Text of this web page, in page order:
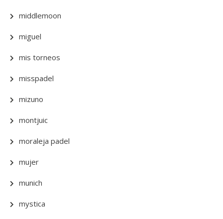
middlemoon
miguel
mis torneos
misspadel
mizuno
montjuic
moraleja padel
mujer
munich
mystica